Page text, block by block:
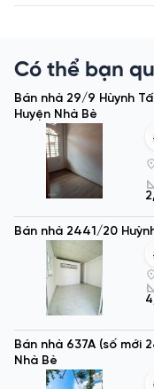
Có thể bạn
Bán nhà 29/9 Hùynh
Huyện Nhà Bè
Bán nhà 2441/20
Bán nhà 637A (số mới
Nhà Bè